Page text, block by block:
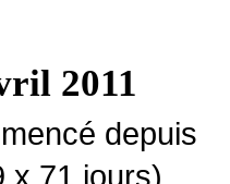
2011
depuis
x 71 jours)